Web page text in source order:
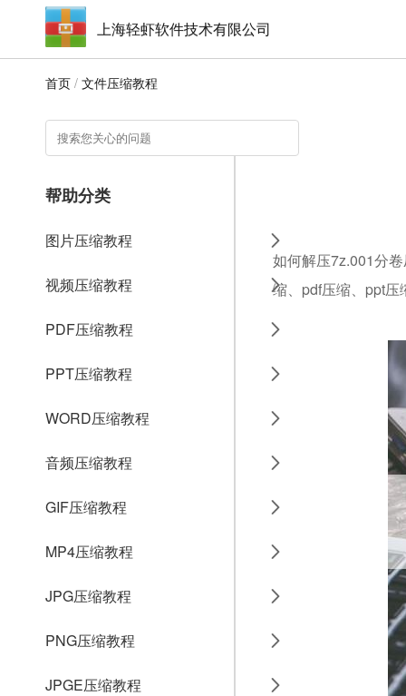
上海轻虾软件技术有限公司
首页 / 文件压缩教程
帮助分类
图片压缩教程
视频压缩教程
PDF压缩教程
PPT压缩教程
WORD压缩教程
音频压缩教程
GIF压缩教程
MP4压缩教程
JPG压缩教程
PNG压缩教程
JPGE压缩教程
如何解压7z.001分
缩、pdf压缩、ppt